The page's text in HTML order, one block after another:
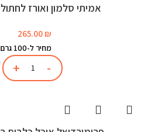
אמיתי סלמון ואורז לחתולים
265.00 ₪
מחיר ל-100 גרם: ₪2.65